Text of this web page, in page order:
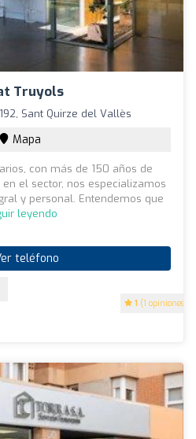
Truyols
1 (1 opiniones)
Sant Quirze del Vallès
Mapa
con más de 150 años de
el sector, nos especializamos
y personal. Entendemos que
leyendo
teléfono